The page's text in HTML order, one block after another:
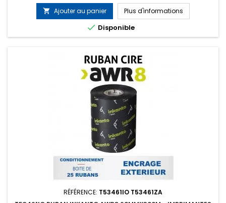
 Ajouter au panier Plus d'informations
 Disponible
RÉFÉRENCE: T53461IO T53461ZA